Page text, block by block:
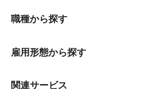
職種から探す
雇用形態から探す
関連サービス